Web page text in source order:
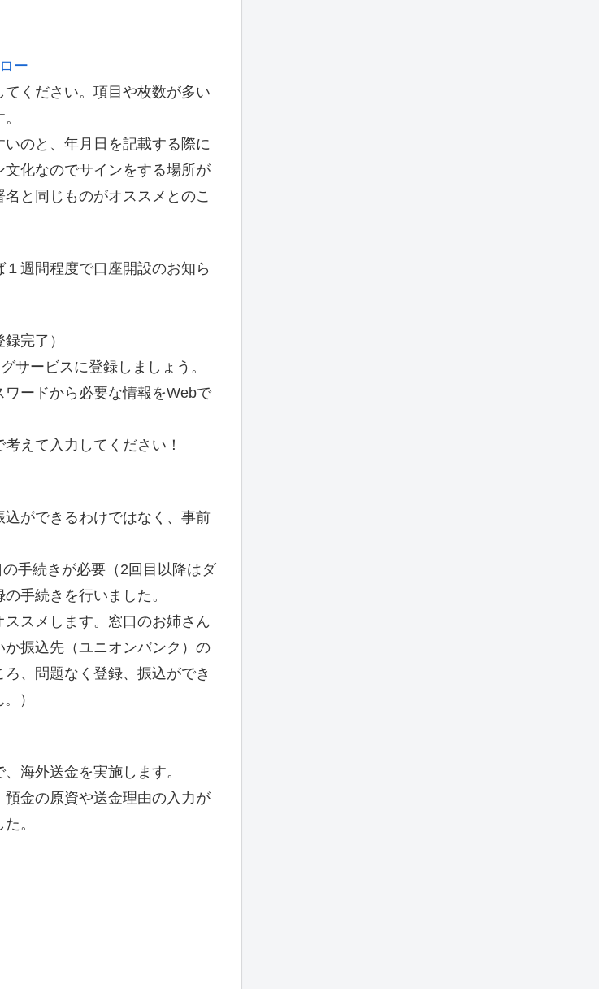
ー
ください。項目や枚数が多い
のと、年月日を記載する際に
化なのでサインをする場所が
と同じものがオススメとのこ
週間程度で口座開設のお知ら
完了）
サービスに登録しましょう。
ードから必要な情報をWebで
えて入力してください！
ができるわけではなく、事前
手続きが必要（2回目以降はダ
手続きを行いました。
スメします。窓口のお姉さん
振込先（ユニオンバンク）の
、問題なく登録、振込ができ
）
海外送金を実施します。
金の原資や送金理由の入力が
。